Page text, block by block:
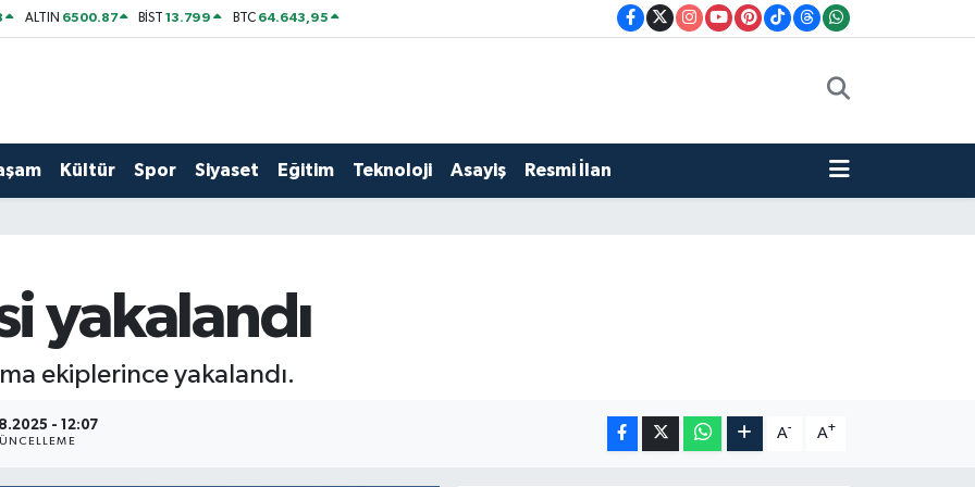
ALTIN 6500.87 BİST13.799 BTC 64.643,95
Kültür Spor Siyaset Eğitim Teknoloji Asayiş Resmi İlan
yakalandı
ekiplerince yakalandı.
- 12:07 A- A+